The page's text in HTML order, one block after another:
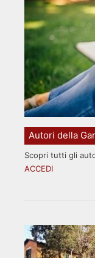
Autori della
Scopri tutti gli
ACCEDI